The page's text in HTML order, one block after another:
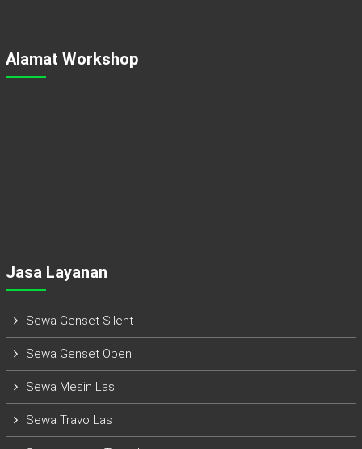
Alamat Workshop
Jasa Layanan
Sewa Genset Silent
Sewa Genset Open
Sewa Mesin Las
Sewa Travo Las